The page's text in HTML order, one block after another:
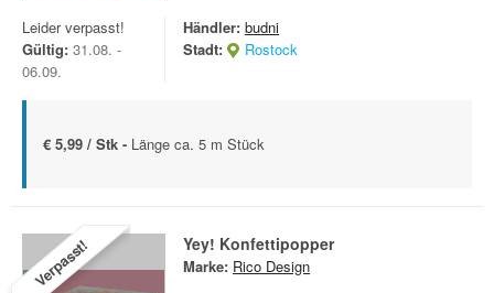
Leider verpasst!
Gültig: 31.08. -
06.09.
Händler: budni
Stadt:
Rostock
€ 5,99 / Stk - Länge ca. 5 m Stück
Verpasst! Yey! Konfettipopper
Marke: Rico Design